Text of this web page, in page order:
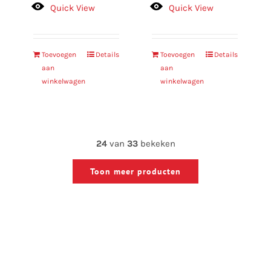
Quick View
Toevoegen
aan
winkelwagen
Details
Quick View
Toevoegen
aan
winkelwagen
Details
24van 33bekeken
Toon meer producten